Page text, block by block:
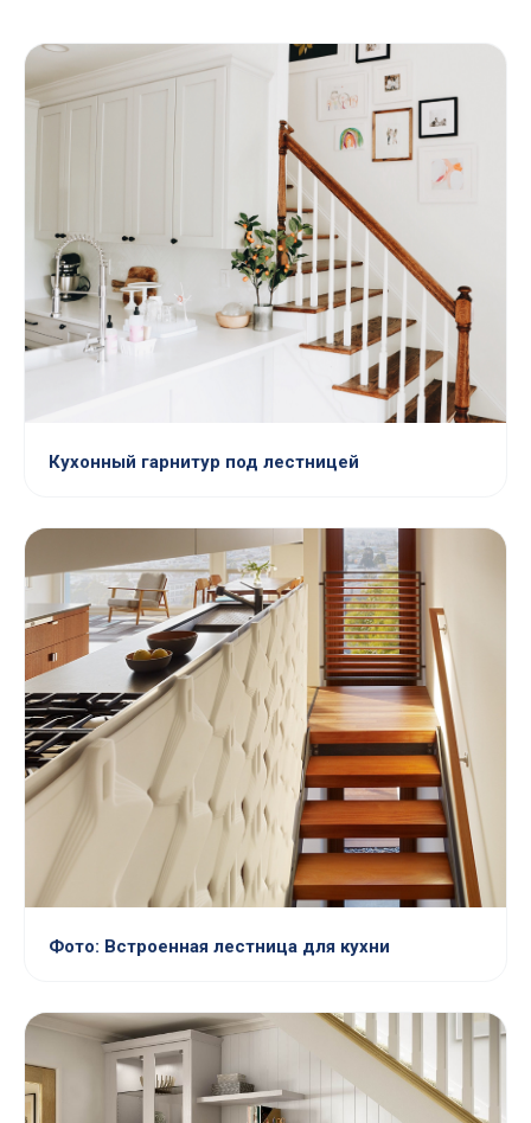
Кухонный гарнитур под лестницей
Фото: Встроенная лестница для кухни